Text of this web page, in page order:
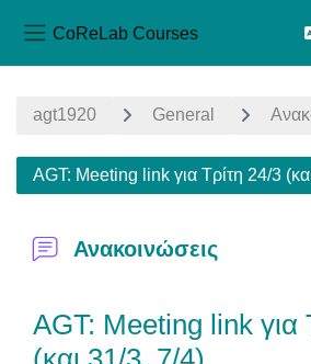
CoReLab Courses
agt1920 General
AGT: Meeting link για Τρίτη 24/3
Ανακοινώσεις
AGT: Meeting link για